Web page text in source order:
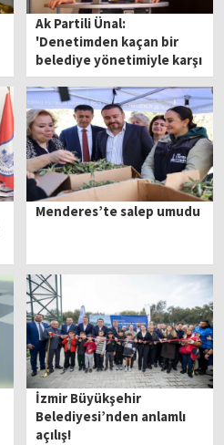
Ak Partili Ünal:
'Denetimden kaçan bir
belediye yönetimiyle karşı
karşıyayız'
Menderes’te salep umudu
İzmir Büyükşehir
Belediyesi’nden anlamlı
açılış!